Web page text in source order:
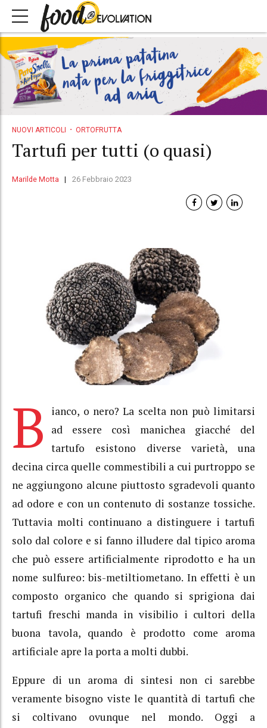
NUOVI ARTICOLI ORTOFRUTTA
Tartufi per tutti (o quasi)
Marilde Motta 26 Febbraio 2023
B
ianco, o nero? La scelta non può limitarsi
ad essere così manichea giacché del
tartufo esistono diverse varietà, una
decina circa quelle commestibili a cui purtroppo se
ne aggiungono alcune piuttosto sgradevoli quanto
ad odore e con un contenuto di sostanze tossiche.
Tuttavia molti continuano a distinguere i tartufi
solo dal colore e si fanno illudere dal tipico aroma
che può essere artificialmente riprodotto e ha un
nome sulfureo: bis-metiltiometano. In effetti è un
composto organico che quando si sprigiona dai
tartufi freschi manda in visibilio i cultori della
buona tavola, quando è prodotto come aroma
artificiale apre la porta a molti dubbi.
Eppure di un aroma di sintesi non ci sarebbe
veramente bisogno viste le quantità di tartufi che
si coltivano ovunque nel mondo. Oggi a